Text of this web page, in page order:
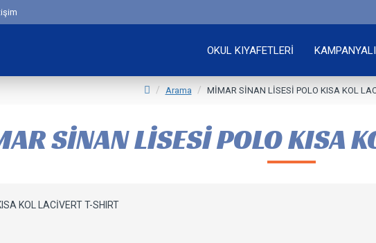
OKUL KIYAFETLERİ
Arama MİMAR SİNAN LİSESİ POLO KISA KOL
SİNAN LİSESİ POLO KISA